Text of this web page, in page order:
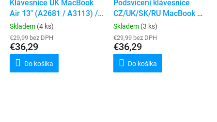
Klávesnice UK MacBook
Air 13" (A2681 / A3113) /
Air 15" (A2941 / A3114)
Skladem (4 ks)
€29,99 bez DPH
€36,29
Do košíka
Podsvícení klávesnice
CZ/UK/SK/RU MacBook Air
13" A2681
Skladem (3 ks)
€29,99 bez DPH
€36,29
Do košíka